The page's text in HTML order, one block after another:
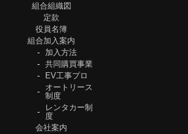
組合組織図
定款
役員名簿
組合加入案内
加入方法
共同購買事業
EV工事プロ
オートリース
制度
レンタカー制
度
会社案内